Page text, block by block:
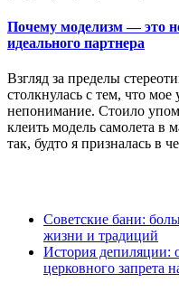
Почему моделизм — это
идеального партнера
Взгляд за пределы
столкнулась с тем, что
непонимание. Стоило
клеить модель самолета в
так, будто я призналась в
Советские бани:
жизни и традиций
История депиляции:
церковного запрета